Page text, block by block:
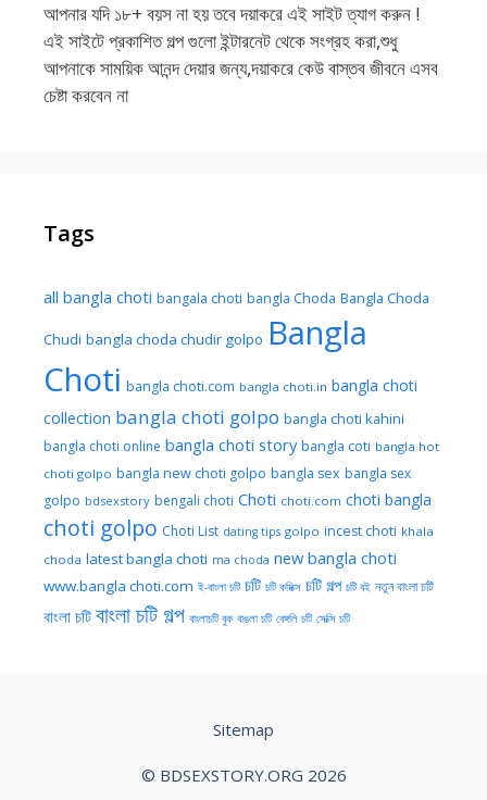
আপনার যদি ১৮+ বয়স না হয় তবে দয়াকরে এই সাইট ত্যাগ করুন !
এই সাইটে প্রকাশিত গল্প গুলো ইন্টারনেট থেকে সংগ্রহ করা,শুধু
আপনাকে সাময়িক আনন্দ দেয়ার জন্য,দয়াকরে কেউ বাস্তব জীবনে এসব
চেষ্টা করবেন না
Tags
all bangla choti bangala choti bangla Choda Bangla Choda
Chudi bangla choda chudir golpo Bangla
Choti bangla choti.com bangla choti.in bangla choti
collection bangla choti golpo bangla choti kahini
bangla choti online bangla choti story bangla coti bangla hot
choti golpo bangla new choti golpo bangla sex bangla sex
golpo bdsexstory bengali choti Choti choti.com choti bangla
choti golpo Choti List dating tips golpo incest choti khala
choda latest bangla choti ma choda new bangla choti
www.bangla choti.com ই-বাংলা চটি চটি চটি কমিক্স চটি গল্প চটি বই নতুন বাংলা চটি
বাংলা চটি বাংলা চটি গল্প বাংলাচটি বুক বাঙলা চটি বেঙ্গলি চটি সেক্সি চটি
Sitemap
© BDSEXSTORY.ORG 2026